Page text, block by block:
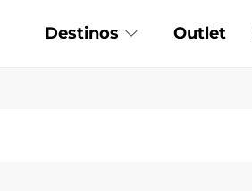
Destinos Outlet